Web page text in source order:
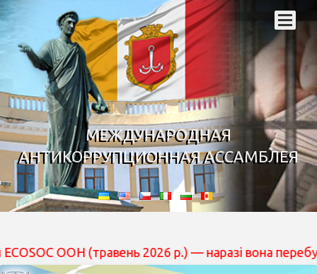
МЕЖДУНАРОДНАЯ
АНТИКОРРУПЦИОННАЯ АССАМБЛЕЯ
(травень 2026 р.) — наразі вона перебуває